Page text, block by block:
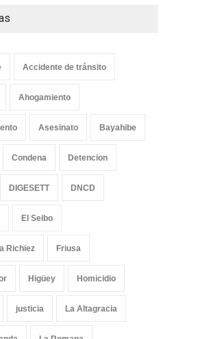
Accidente de tránsito
Ahogamiento
Asesinato Bayahibe
Condena Detencion
DIGESETT DNCD
El Seibo
Richiez Friusa
Higüey Homicidio
justicia La Altagracia